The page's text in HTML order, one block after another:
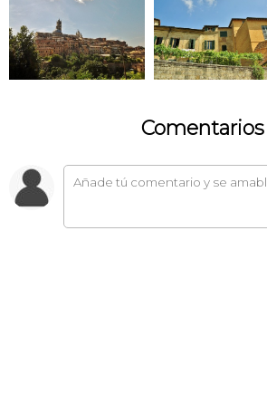
Comentarios